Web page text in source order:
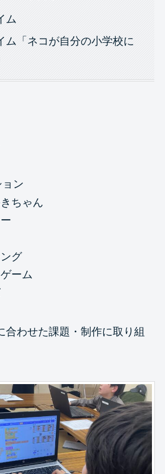
ム
ム「ネコが自分の小学校に
ン
ちゃん
グ
ーム
合わせた課題・制作に取り組